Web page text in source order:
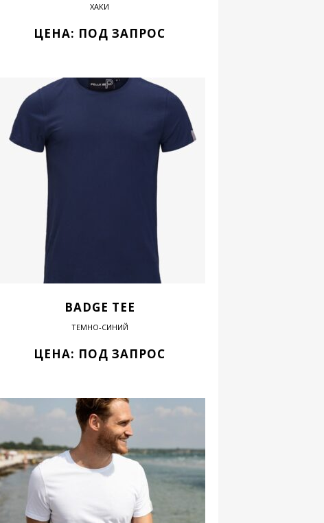
ХАКИ
ЦЕНА: ПОД ЗАПРОС
BADGE TEE
ТЕМНО-СИНИЙ
ЦЕНА: ПОД ЗАПРОС